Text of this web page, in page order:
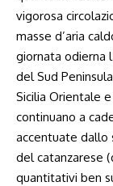
vigorosa
masse d’aria
giornata odierna
del Sud
Sicilia Orientale
continuano a
accentuate dallo
del catanzarese
quantitativi ben